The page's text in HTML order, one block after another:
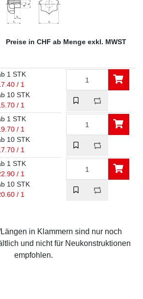
Preise in CHF ab Menge exkl. MWST
1 STK
/ 1
10 STK
/ 1
1 STK
/ 1
10 STK
/ 1
1 STK
/ 1
10 STK
/ 1
in Klammern sind nur noch
und nicht für Neukonstruktionen
empfohlen.